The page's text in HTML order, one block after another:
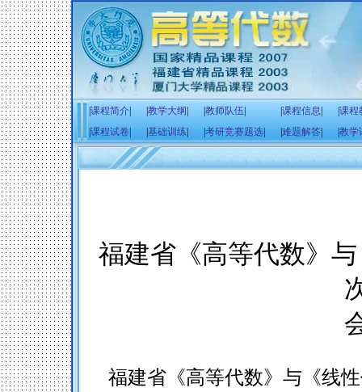
课程简介 教学大纲 教师队伍 课程信息
课程
课程试卷 基础训练 考研竞赛题选 难题解答 教学
福建省《高等代数》
福建省《高等代数》与《线